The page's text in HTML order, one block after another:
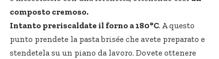
composto cremoso.
Intanto preriscaldate il forno a 180°C. A questo
punto prendete la pasta brisée che avete preparato e
stendetela su un piano da lavoro. Dovete ottenere